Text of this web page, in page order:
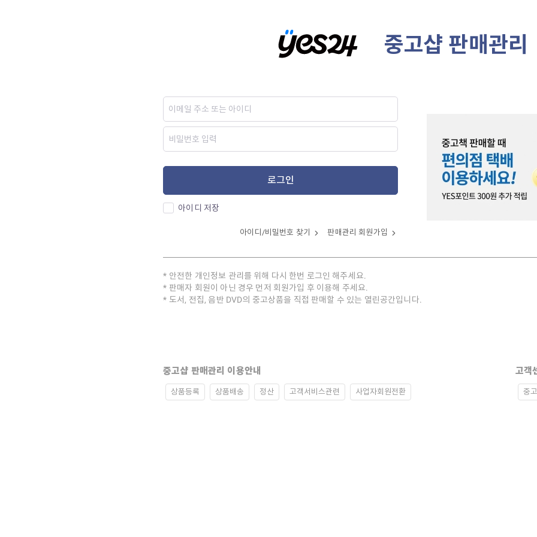
중고샵 판매관리
로그인
아이디 저장
아이디/비밀번호 찾기 판매관리 회원가입
안전한 개인정보 관리를 위해 다시 한번 로그인 해주세요.
판매자 회원이 아닌 경우 먼저 회원가입 후 이용해 주세요.
도서, 전집, 음반 DVD의 중고상품을 직접 판매할 수 있는 열린공간입니다.
중고샵 판매관리 이용안내
상품등록 상품배송 정산 고객서비스관련 사업자회원전환
고객
중